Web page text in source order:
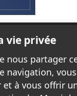
LE
rue de l'Abbé-Ginguet
(Québec) J8T
vie privée
nous partager
navigation,
à vous offrir